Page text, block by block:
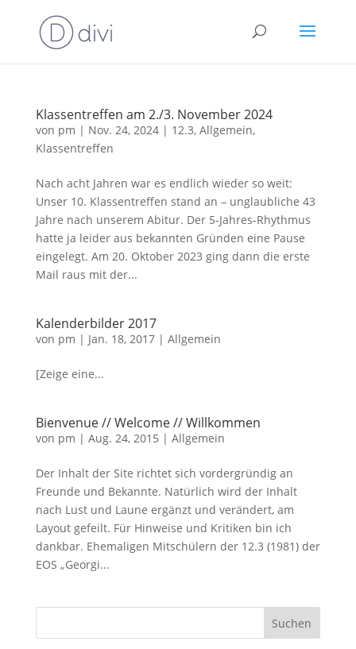
Klassentreffen am 2./3. November 2024
von pm | Nov. 24, 2024| 12.3, Allgemein,
Klassentreffen
Nach acht Jahren war es endlich wieder so weit:
Unser 10. Klassentreffen stand an – unglaubliche 43
Jahre nach unserem Abitur. Der 5-Jahres-Rhythmus
hatte ja leider aus bekannten Gründen eine Pause
eingelegt. Am 20. Oktober 2023 ging dann die erste
Mail raus mit der...
Kalenderbilder 2017
von pm | Jan. 18, 2017| Allgemein
[Zeige eine...
Bienvenue // Welcome // Willkommen
von pm | Aug. 24, 2015 | Allgemein
Der Inhalt der Site richtet sich vordergründig an
Freunde und Bekannte. Natürlich wird der Inhalt
nach Lust und Laune ergänzt und verändert, am
Layout gefeilt. Für Hinweise und Kritiken bin ich
dankbar. Ehemaligen Mitschülern der 12.3 (1981) der
EOS „Georgi...